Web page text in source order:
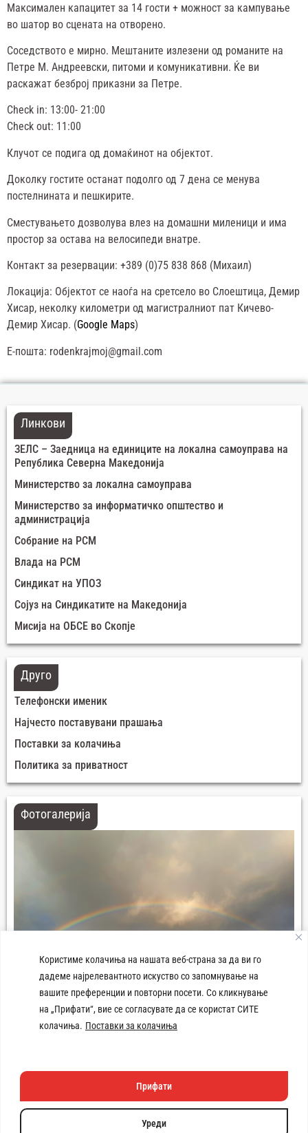
Користиме колачиња на нашата веб-страна за да ви го
дадеме најрелевантното искуство со запомнување на
вашите преференции и повторни посети. Со кликнување
на „Прифати“, вие се согласувате да се користат СИТЕ
колачиња. Поставки за колачиња
Уреди
Прифати
Максимален капацитет за 14 гости + можност за кампување
во шатор во сцената на отворено.
Соседството е мирно. Мештаните излезени од романите на
Петре М. Андреевски, питоми и комуникативни. Ќе ви
раскажат безброј приказни за Петре.
Check in: 13:00- 21:00
Check out: 11:00
Клучот се подига од домаќинот на објектот.
Доколку гостите останат подолго од 7 дена се менува
постелнината и пешкирите.
Сместувањето дозволува влез на домашни миленици и има
простор за остава на велосипеди внатре.
Контакт за резервации: +389 (0)75 838 868 (Михаил)
Локација: Објектот се наоѓа на сретсело во Слоештица, Демир
Хисар, неколку километри од магистралниот пат Кичево-
Демир Хисар. (Google Maps)
Е-пошта: rodenkrajmoj@gmail.com
Линкови
ЗЕЛС – Заедница на единиците на локална самоуправа на
Република Северна Македонија
Министерство за локална самоуправа
Министерство за информатичко општество и
администрација
Собрание на РСМ
Влада на РСМ
Синдикат на УПОЗ
Сојуз на Синдикатите на Македонија
Мисија на ОБСЕ во Скопје
Друго
Телефонски именик
Најчесто поставувани прашања
Поставки за колачиња
Политика за приватност
Фотогалерија
Техничката изработка
на веб